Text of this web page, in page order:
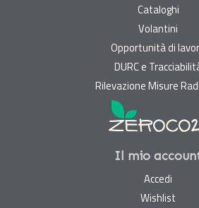
Cataloghi
Volantini
Opportunità di
DURC e
Rilevazione Misure
Il mio
Accedi
Wishlist